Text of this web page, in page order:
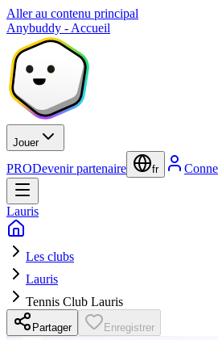
Aller au contenu principal
Anybuddy - Accueil
Jouer
PRODevenir partenaire fr
Lauris
Les clubs
Lauris
Tennis Club Lauris
Partager Enregistrer